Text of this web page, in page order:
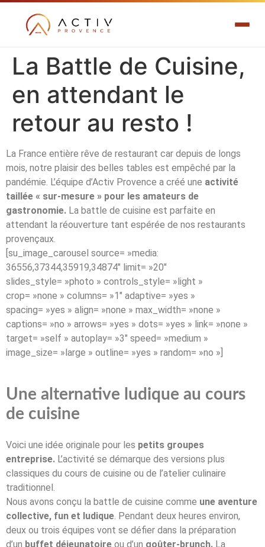
La Battle de Cuisine,
en attendant le
retour au resto !
La France entière rêve de restaurant car depuis de longs
mois, notre plaisir des belles tables est empêché par la
pandémie. L’équipe d’Activ Provence a créé une activité
taillée « sur-mesure » pour les amateurs de
gastronomie. La battle de cuisine est parfaite en
attendant la réouverture tant espérée de nos restaurants
provençaux.
[su_image_carousel source= »media:
36556,37344,35919,34874″ limit= »20″
slides_style= »photo » controls_style= »light »
crop= »none » columns= »1″ adaptive= »yes »
spacing= »yes » align= »none » max_width= »none »
captions= »no » arrows= »yes » dots= »yes » link= »none »
target= »self » autoplay= »3″ speed= »medium »
image_size= »large » outline= »yes » random= »no »]
Une alternative ludique au cours
de cuisine
Voici une idée originale pour les petits groupes
entreprise. L’activité se démarque des versions plus
classiques du cours de cuisine ou de l’atelier culinaire
traditionnel.
Nous avons conçu la battle de cuisine comme une aventure
collective, fun et ludique. Pendant deux heures environ,
deux ou trois équipes vont se défier dans la préparation
d’un buffet déjeunatoire ou d’un goûter-brunch. La